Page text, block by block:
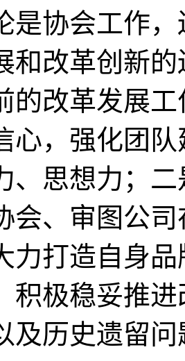
是协会工作
和改革创新
的改革发展
心，强化团
、思想力；
会、审图公
力打造自身
积极稳妥推
及历史遗留